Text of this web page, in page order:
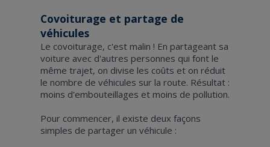
Covoiturage et partage de
véhicules
Le covoiturage, c'est malin ! En partageant sa
voiture avec d'autres personnes qui font le
même trajet, on divise les coûts et on réduit
le nombre de véhicules sur la route. Résultat :
moins d'embouteillages et moins de pollution.
Pour commencer, il existe deux façons
simples de partager un véhicule :